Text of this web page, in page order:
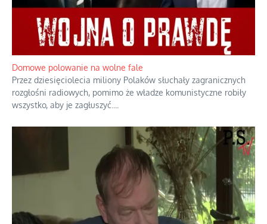
Domowe polowanie na wolne fale
Przez dziesięciolecia miliony Polaków słuchały zagranicznych
rozgłośni radiowych, pomimo że władze komunistyczne robiły
wszystko, aby je zagłuszyć.